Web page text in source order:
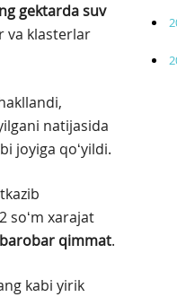
gektarda suv
va klasterlar
natijasida
joyiga qoʻyildi.
soʻm xarajat
qimmat.
kabi yirik